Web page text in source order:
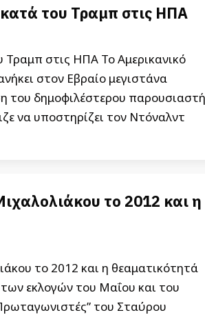
του Τραμπ στις ΗΠΑ
Τραμπ στις ΗΠΑ Το Αμερικανικό
στον Εβραίο μεγιστάνα
του δημοφιλέστερου παρουσιαστή
να υποστηρίζει τον Ντόναλντ
το 2012 και η
το 2012 και η θεαματικότητά
εκλογών του Μαΐου και του
του Σταύρου